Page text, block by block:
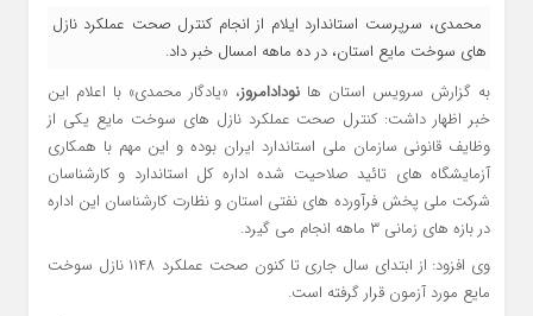
محمدی، سرپرست استاندارد ایلام از انجام کنترل صحت عملکرد نازل
های سوخت مایع استان، در ده ماهه امسال خبر داد.
به گزارش سرویس استان ها نودادامروز، «یادگار محمدی» با اعلام این
خبر اظهار داشت: کنترل صحت عملکرد نازل های سوخت مایع یکی از
وظایف قانونی سازمان ملی استاندارد ایران بوده و این مهم با همکاری
آزمایشگاه های تائید صلاحیت شده اداره کل استاندارد و کارشناسان
شرکت ملی پخش فرآورده های نفتی استان و نظارت کارشناسان این اداره
در بازه های زمانی ۳ ماهه انجام می گیرد.
وی افزود: از ابتدای سال جاری تا کنون صحت عملکرد ۱۱۴۸ نازل سوخت
مایع مورد آزمون قرار گرفته است.